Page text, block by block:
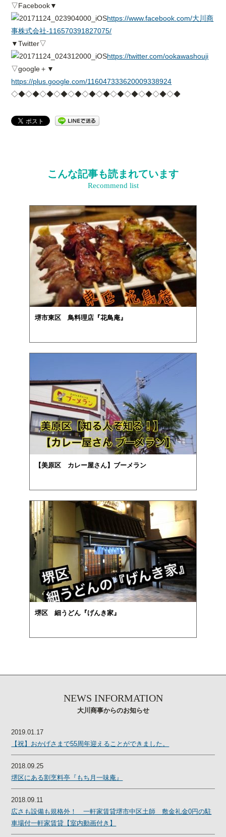
▽Facebook▼
https://www.facebook.com/大川商
事株式会社-116570391827075/
▼Twitter▽
https://twitter.com/ookawashouji
▽google＋▼
https://plus.google.com/116047333620009338924
◇◆◇◆◇◆◇◆◇◆◇◆◇◆◇◆◇◆◇◆◇◆◇◆
こんな記事も読まれています
Recommend list
堺市東区 鳥料理店『花鳥庵』
【美原区 カレー屋さん】ブーメラン
堺区 細うどん『げんき家』
NEWS INFORMATION
大川商事からのお知らせ
2019.01.17
【祝】おかげさまで55周年迎えることができました。
2018.09.25
堺区にある割烹料亭『もち月一味庵』
2018.09.11
広さも設備も規格外！ 一軒家賃貸堺市中区土師 敷金礼金0円の駐
車場付一軒家賃貸【室内動画付き】